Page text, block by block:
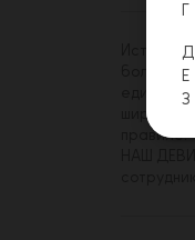
История
более
правиле.
Г
Д
Е
З